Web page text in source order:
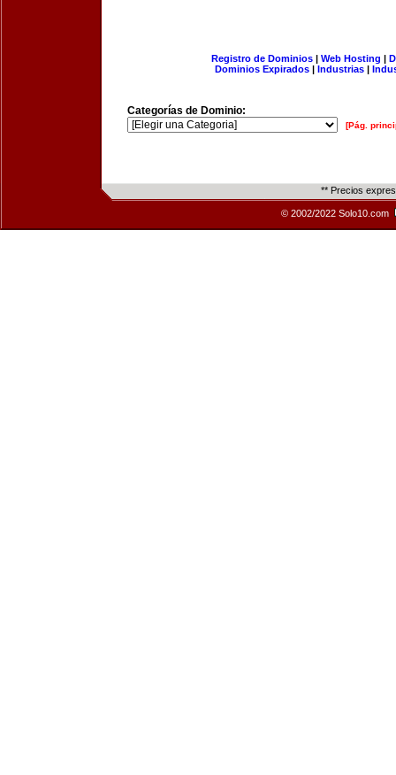
Registro de Dominios| Web Hosting |
Dominios Expirados | Industrias |
Categorías de Dominio:
[Pág.
** Precios
© 2002/2022 Solo10.com